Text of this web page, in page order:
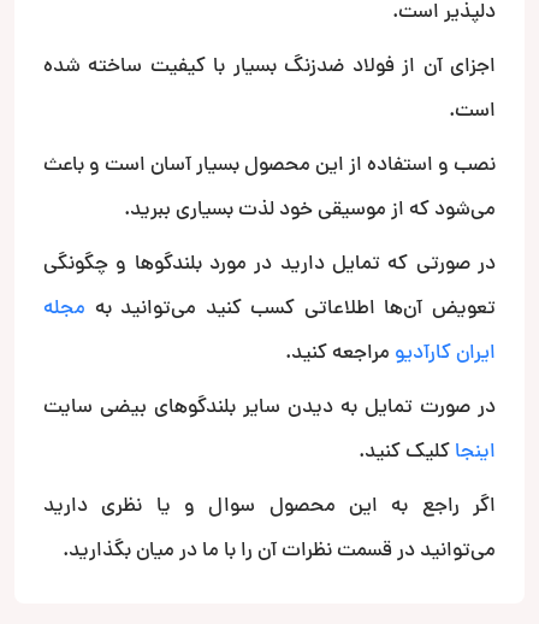
دلپذیر است.
اجزای آن از فولاد ضدزنگ بسیار با کیفیت ساخته شده
است.
نصب و استفاده از این محصول بسیار آسان است و باعث
می‌شود که از موسیقی خود لذت بسیاری ببرید.
در صورتی که تمایل دارید در مورد بلندگوها و چگونگی
تعویض آن‌ها اطلاعاتی کسب کنید می‌توانید به مجله
ایران کارآدیو مراجعه کنید.
در صورت تمایل به دیدن سایر بلندگوهای بیضی سایت
اینجاکلیک کنید.
اگر راجع به این محصول سوال و یا نظری دارید
می‌توانید در قسمت نظرات آن را با ما در میان بگذارید.